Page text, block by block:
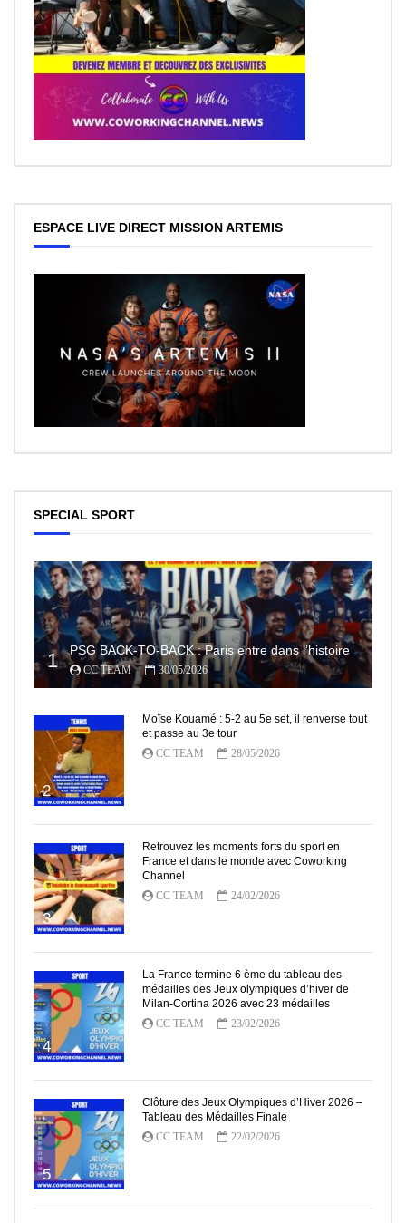
ESPACE LIVE DIRECT MISSION ARTEMIS
SPECIAL SPORT
1 PSG BACK-TO-BACK : Paris entre dans l’histoire
CC TEAM 30/05/2026
2
Moïse Kouamé : 5-2 au 5e set, il renverse tout
et passe au 3e tour
CC TEAM
28/05/2026
3
Retrouvez les moments forts du sport en
France et dans le monde avec Coworking
Channel
CC TEAM
24/02/2026
4
La France termine 6 ème du tableau des
médailles des Jeux olympiques d’hiver de
Milan-Cortina 2026 avec 23 médailles
CC TEAM
23/02/2026
5
Clôture des Jeux Olympiques d’Hiver 2026 –
Tableau des Médailles Finale
CC TEAM
22/02/2026